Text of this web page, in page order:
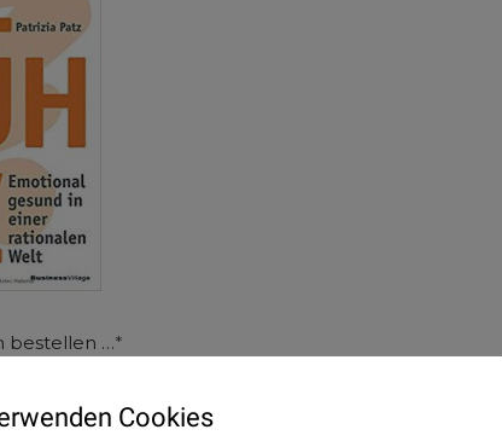
bestellen …*
Wenn Sie diesen Link klicken, dann erhalte ich für den Kauf eine kleine Provision.
Cookies